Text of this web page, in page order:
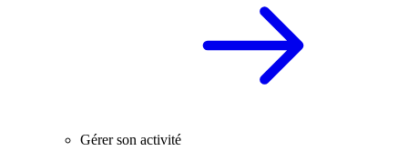
Gérer son activité